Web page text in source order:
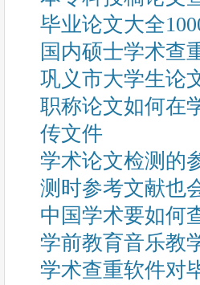
毕业论文大全
国内硕士学术查
巩义市大学生论
职称论文如何在
传文件
学术论文检测的
测时参考文献也
中国学术要如何
学前教育音乐教
学术查重软件对